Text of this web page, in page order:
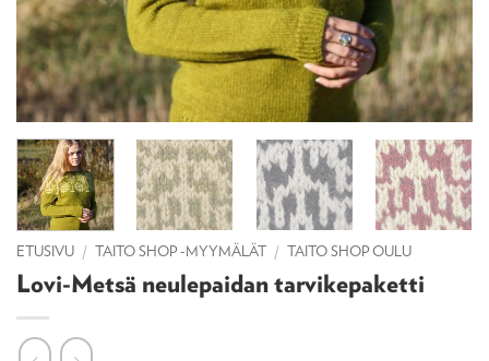
ETUSIVU / TAITO SHOP -MYYMÄLÄT / TAITO SHOP OULU
Lovi-Metsä neulepaidan tarvikepaketti